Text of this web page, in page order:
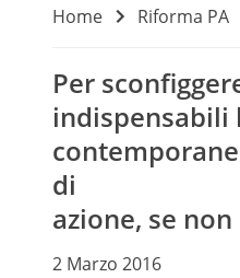
Home Riforma PA
Per
indispensabili
di
azione, se
2 Marzo 2016